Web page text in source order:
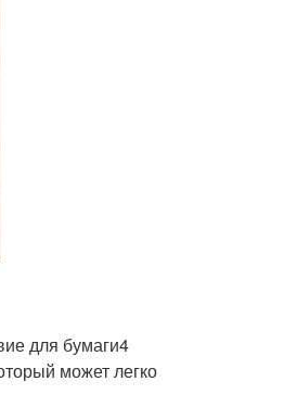
для бумаги4
может легко